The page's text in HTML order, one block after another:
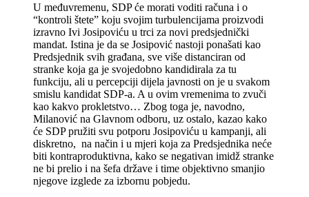
U međuvremenu, SDP će morati voditi računa i o
“kontroli štete” koju svojim turbulencijama proizvodi
izravno Ivi Josipoviću u trci za novi predsjednički
mandat. Istina je da se Josipović nastoji ponašati kao
Predsjednik svih građana, sve više distanciran od
stranke koja ga je svojedobno kandidirala za tu
funkciju, ali u percepciji dijela javnosti on je u svakom
smislu kandidat SDP-a. A u ovim vremenima to zvuči
kao kakvo prokletstvo… Zbog toga je, navodno,
Milanović na Glavnom odboru, uz ostalo, kazao kako
će SDP pružiti svu potporu Josipoviću u kampanji, ali
diskretno, na način i u mjeri koja za Predsjednika neće
biti kontraproduktivna, kako se negativan imidž stranke
ne bi prelio i na šefa države i time objektivno smanjio
njegove izglede za izbornu pobjedu.